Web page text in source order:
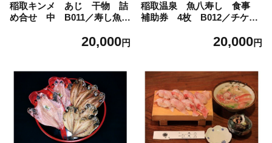
稲取キンメ あじ 干物 詰
め合せ 中 B011／寿し魚
20,000円
稲取温泉 魚八寿し 食事
補助券 4枚 B012／チケッ
20,000円